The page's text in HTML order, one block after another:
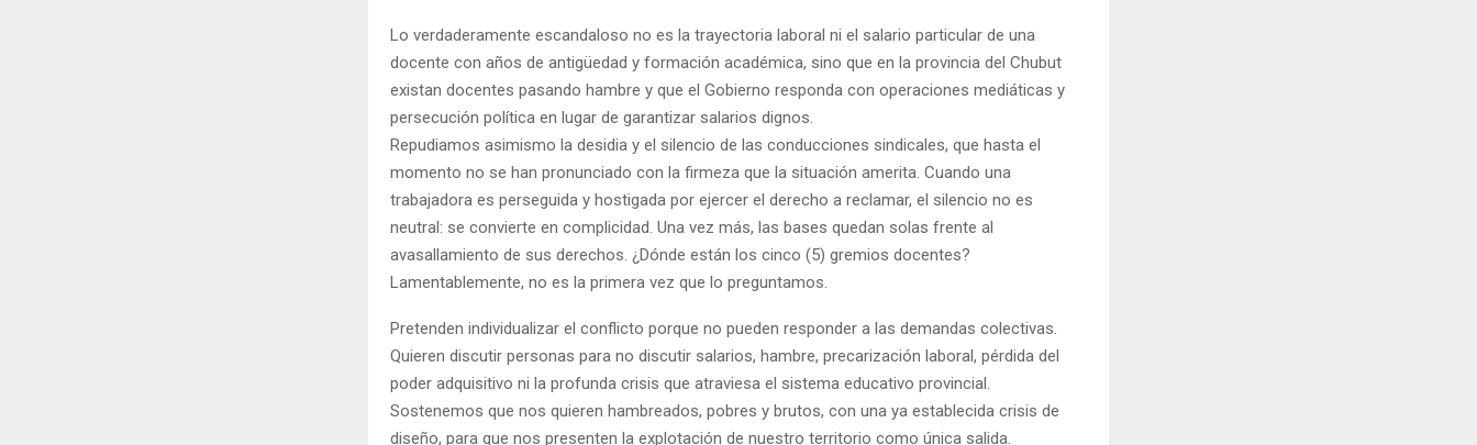
Lo verdaderamente escandaloso no es la trayectoria laboral ni el salario particular de una
docente con años de antigüedad y formación académica, sino que en la provincia del Chubut
existan docentes pasando hambre y que el Gobierno responda con operaciones mediáticas y
persecución política en lugar de garantizar salarios dignos.
Repudiamos asimismo la desidia y el silencio de las conducciones sindicales, que hasta el
momento no se han pronunciado con la firmeza que la situación amerita. Cuando una
trabajadora es perseguida y hostigada por ejercer el derecho a reclamar, el silencio no es
neutral: se convierte en complicidad. Una vez más, las bases quedan solas frente al
avasallamiento de sus derechos. ¿Dónde están los cinco (5) gremios docentes?
Lamentablemente, no es la primera vez que lo preguntamos.
Pretenden individualizar el conflicto porque no pueden responder a las demandas colectivas.
Quieren discutir personas para no discutir salarios, hambre, precarización laboral, pérdida del
poder adquisitivo ni la profunda crisis que atraviesa el sistema educativo provincial.
Sostenemos que nos quieren hambreados, pobres y brutos, con una ya establecida crisis de
diseño, para que nos presenten la explotación de nuestro territorio como única salida.